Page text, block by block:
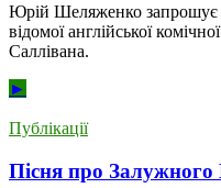
Юрій Шеляженко запрошує
відомої англійської
Саллівана.
►
Публікації
Пісня про Залужного